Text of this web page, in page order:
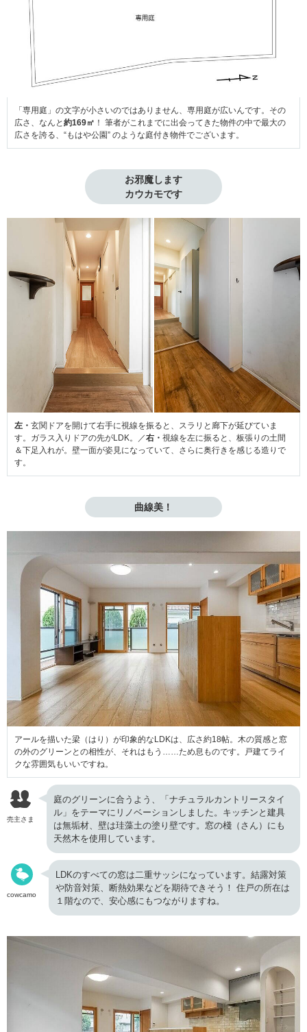
「専用庭」の文字が小さいのではありません、専用庭が広いんです。その
広さ、なんと 約169㎡ ！ 筆者がこれまでに出会ってきた物件の中で最大の
広さを誇る、“もはや公園” のような庭付き物件でございます。
お邪魔します
カウカモです
左・ 玄関ドアを開けて右手に視線を振ると、スラリと廊下が延びていま
す。ガラス入りドアの先がLDK。／右・ 視線を左に振ると、板張りの土間
＆下足入れが。壁一面が姿見になっていて、さらに奥行きを感じる造りで
す。
曲線美！
アールを描いた梁（はり）が印象的なLDKは、広さ約18帖。木の質感と窓
の外のグリーンとの相性が、それはもう……ため息ものです。戸建てライ
クな雰囲気もいいですね。
売主さま
庭のグリーンに合うよう、「ナチュラルカントリースタイ
ル」をテーマにリノベーションしました。キッチンと建具
は無垢材、壁は珪藻土の塗り壁です。窓の棧（さん）にも
天然木を使用しています。
cowcamo
LDKのすべての窓は二重サッシになっています。結露対策
や防音対策、断熱効果などを期待できそう！ 住戸の所在は
１階なので、安心感にもつながりますね。